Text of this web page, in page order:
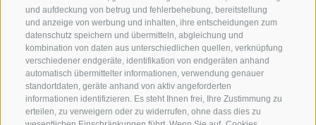
und aufdeckung von betrug und fehlerbehebung, bereitstellung
und anzeige von werbung und inhalten, ihre entscheidungen zum
datenschutz speichern und übermitteln, abgleichung und
kombination von daten aus unterschiedlichen quellen, verknüpfung
verschiedener endgeräte, identifikation von endgeräten anhand
automatisch übermittelter informationen, verwendung genauer
standortdaten, geräte anhand von aktiv angeforderten
informationen identifizieren. Es steht Ihnen frei, Ihre Zustimmung zu
erteilen, zu verweigern oder zu widerrufen, ohne dass dies zu
Abkühlen lassen.
Mit einem Messer auf die gewünschte Größe
zuschneiden.
Fisch-Crème mit Golden Delicious
Ofen auf 120 Grad Celsius vorheizen.
Fischkopf 15 Minuten lang backen.